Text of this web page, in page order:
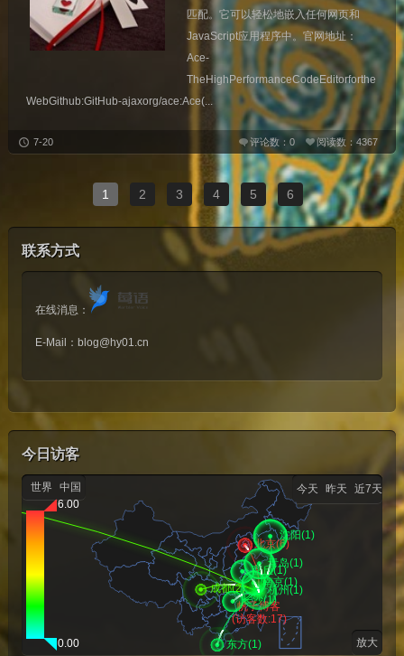
匹配。它可以轻松地嵌入任何网页和
JavaScript应用程序中。官网地址：
Ace-
TheHighPerformanceCodeEditorforthe
WebGithub:GitHub-ajaxorg/ace:Ace(...
阅读数：4367
评论数：0
7-20
1 2 3 4 5 6
联系方式
在线消息：
E-Mail： blog@hy01.cn
今日访客
今天 昨天 近7天
世界 中国
放大